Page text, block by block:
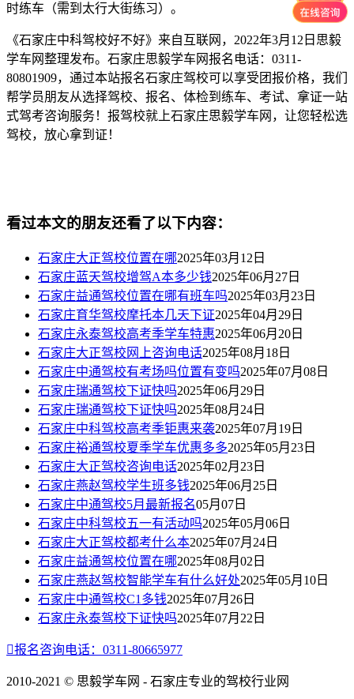
时练车（需到太行大街练习）。
《石家庄中科驾校好不好》来自互联网，2022年3月12日思毅
学车网整理发布。石家庄思毅学车网报名电话：0311-
80801909，通过本站报名石家庄驾校可以享受团报价格，我们
帮学员朋友从选择驾校、报名、体检到练车、考试、拿证一站
式驾考咨询服务！报驾校就上石家庄思毅学车网，让您轻松选
驾校，放心拿到证！
看过本文的朋友还看了以下内容：
石家庄大正驾校位置在哪2025年03月12日
石家庄蓝天驾校增驾A本多少钱2025年06月27日
石家庄益通驾校位置在哪有班车吗2025年03月23日
石家庄育华驾校摩托本几天下证2025年04月29日
石家庄永泰驾校高考季学车特惠2025年06月20日
石家庄大正驾校网上咨询电话2025年08月18日
石家庄中通驾校有考场吗位置有变吗2025年07月08日
石家庄瑞通驾校下证快吗2025年06月29日
石家庄瑞通驾校下证快吗2025年08月24日
石家庄中科驾校高考季钜惠来袭2025年07月19日
石家庄裕通驾校夏季学车优惠多多2025年05月23日
石家庄大正驾校咨询电话2025年02月23日
石家庄燕赵驾校学生班多钱2025年06月25日
石家庄中通驾校5月最新报名05月07日
石家庄中科驾校五一有活动吗2025年05月06日
石家庄大正驾校都考什么本2025年07月24日
石家庄益通驾校位置在哪2025年08月02日
石家庄燕赵驾校智能学车有什么好处2025年05月10日
石家庄中通驾校C1多钱2025年07月26日
石家庄永泰驾校下证快吗2025年07月22日
报名咨询电话：0311-80665977
2010-2021 © 思毅学车网 - 石家庄专业的驾校行业网